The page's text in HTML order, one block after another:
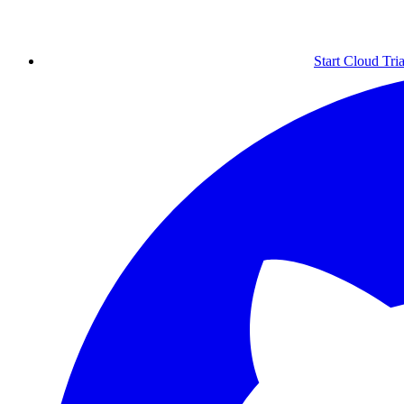
Start Cloud